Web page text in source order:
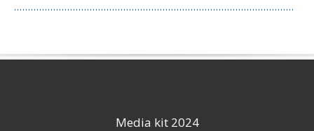
Media kit 2024